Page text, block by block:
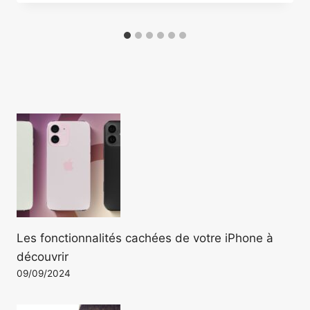
Les fonctionnalités cachées de votre iPhone à
découvrir
09/09/2024